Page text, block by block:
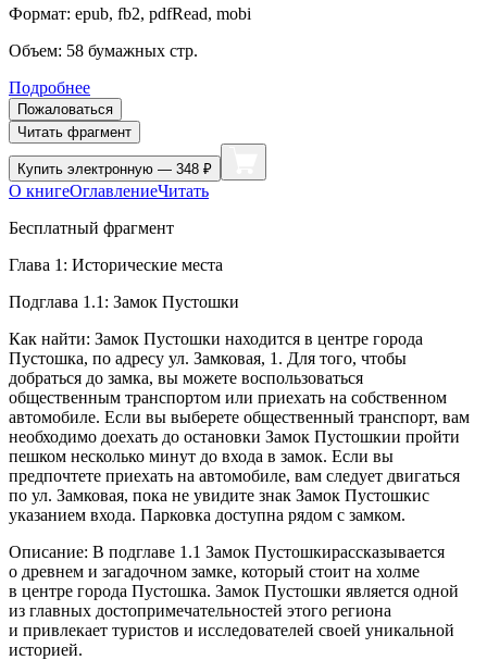
Формат: epub, fb2, pdfRead, mobi
Объем: 58 бумажных стр.
Подробнее
Пожаловаться
Читать фрагмент
Купить электронную — 348 ₽
О книгеОглавлениеЧитать
Бесплатный фрагмент
Глава 1: Исторические места
Подглава 1.1: Замок Пустошки
Как найти: Замок Пустошки находится в центре города
Пустошка, по адресу ул. Замковая, 1. Для того, чтобы
добраться до замка, вы можете воспользоваться
общественным транспортом или приехать на собственном
автомобиле. Если вы выберете общественный транспорт, вам
необходимо доехать до остановки Замок Пустошкии пройти
пешком несколько минут до входа в замок. Если вы
предпочтете приехать на автомобиле, вам следует двигаться
по ул. Замковая, пока не увидите знак Замок Пустошкис
указанием входа. Парковка доступна рядом с замком.
Описание: В подглаве 1.1 Замок Пустошкирассказывается
о древнем и загадочном замке, который стоит на холме
в центре города Пустошка. Замок Пустошки является одной
из главных достопримечательностей этого региона
и привлекает туристов и исследователей своей уникальной
историей.